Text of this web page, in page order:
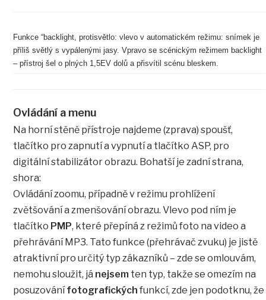
Funkce “backlight, protisvětlo: vlevo v automatickém režimu: snímek je
příliš světlý s vypálenými jasy. Vpravo se scénickým režimem backlight
– přístroj šel o plných 1,5EV dolů a přisvítil scénu bleskem.
Ovládání a menu
Na horní stěně přístroje najdeme (zprava) spoušť,
tlačítko pro zapnutí a vypnutí a tlačítko ASP, pro
digitální stabilizátor obrazu. Bohatší je zadní strana,
shora:
Ovládání zoomu, případně v režimu prohlížení
zvětšování a zmenšování obrazu. Vlevo pod ním je
tlačítko PMP, které přepíná z režimů foto na video a
přehrávání MP3. Tato funkce (přehrávač zvuku) je jistě
atraktivní pro určitý typ zákazníků – zde se omlouvám,
nemohu sloužit, já nejsem ten typ, takže se omezím na
posuzovánífotografických funkcí, zde jen podotknu, že